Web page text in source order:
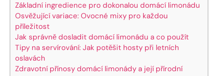
Základní ingredience pro dokonalou domácí limonádu
Osvěžující variace: Ovocné mixy pro každou
příležitost
Jak správně dosladit domácí limonádu a co použít
Tipy na servírování: Jak potěšit hosty při letních
oslavách
Zdravotní přínosy domácí limonády a její přírodní